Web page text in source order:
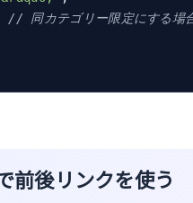
// 同カテゴリー限定にする場
前後リンクを使う